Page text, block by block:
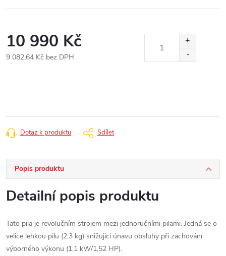
10 990 Kč
9 082,64 Kč bez DPH
Dotaz k produktu Sdílet
Popis produktu
Detailní popis produktu
Tato pila je revolučním strojem mezi jednoručními pilami. Jedná se o
velice lehkou pilu (2,3 kg) snižující únavu obsluhy při zachování
výborného výkonu (1,1 kW/1,52 HP).